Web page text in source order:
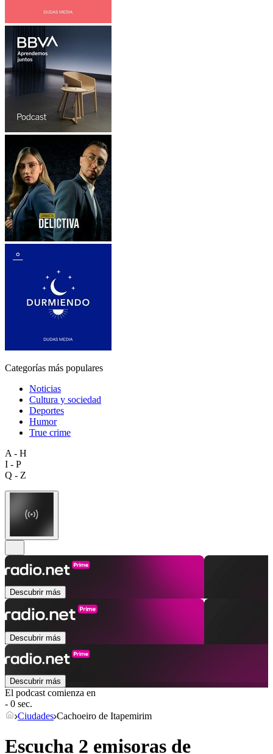
Categorías más populares
Noticias
Cultura y sociedad
Deportes
Humor
True crime
A - H
I - P
Q - Z
Descubrir más
Descubrir más
Descubrir más
El podcast comienza en
- 0 sec.
Ciudades Cachoeiro de Itapemirim
Escucha 2 emisoras de